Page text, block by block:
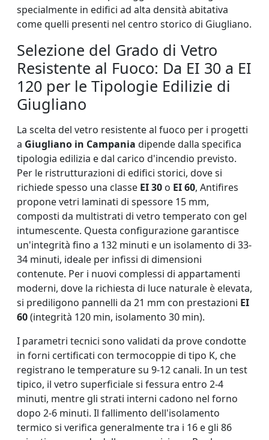
specialmente in edifici ad alta densità abitativa
come quelli presenti nel centro storico di Giugliano.
Selezione del Grado di Vetro
Resistente al Fuoco: Da EI 30 a EI
120 per le Tipologie Edilizie di
Giugliano
La scelta del vetro resistente al fuoco per i progetti
a Giugliano in Campania dipende dalla specifica
tipologia edilizia e dal carico d'incendio previsto.
Per le ristrutturazioni di edifici storici, dove si
richiede spesso una classe EI 30 o EI 60, Antifires
propone vetri laminati di spessore 15 mm,
composti da multistrati di vetro temperato con gel
intumescente. Questa configurazione garantisce
un'integrità fino a 132 minuti e un isolamento di 33-
34 minuti, ideale per infissi di dimensioni
contenute. Per i nuovi complessi di appartamenti
moderni, dove la richiesta di luce naturale è elevata,
si prediligono pannelli da 21 mm con prestazioni EI
60(integrità 120 min, isolamento 30 min).
I parametri tecnici sono validati da prove condotte
in forni certificati con termocoppie di tipo K, che
registrano le temperature su 9-12 canali. In un test
tipico, il vetro superficiale si fessura entro 2-4
minuti, mentre gli strati interni cadono nel forno
dopo 2-6 minuti. Il fallimento dell'isolamento
termico si verifica generalmente tra i 16 e gli 86